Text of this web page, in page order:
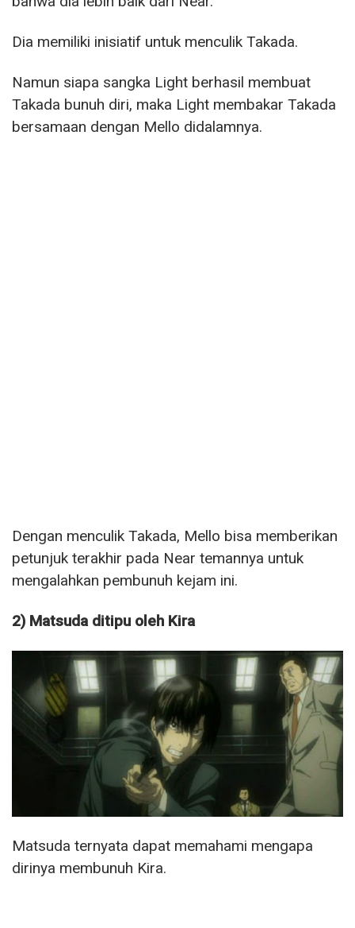
Dia memiliki inisiatif untuk menculik Takada.
Namun siapa sangka Light berhasil membuat
Takada bunuh diri, maka Light membakar Takada
bersamaan dengan Mello didalamnya.
Dengan menculik Takada, Mello bisa memberikan
petunjuk terakhir pada Near temannya untuk
mengalahkan pembunuh kejam ini.
2) Matsuda ditipu oleh Kira
Matsuda ternyata dapat memahami mengapa
dirinya membunuh Kira.